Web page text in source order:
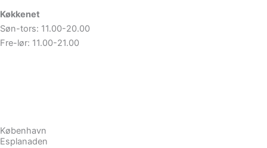
Køkkenet
Søn-tors: 11.00-20.00
Fre-lør: 11.00-21.00
København
Esplanaden